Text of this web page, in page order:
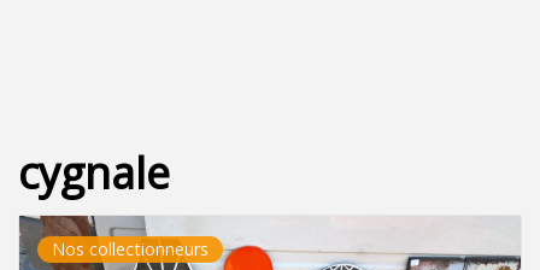
cygnale
Nos collectionneurs